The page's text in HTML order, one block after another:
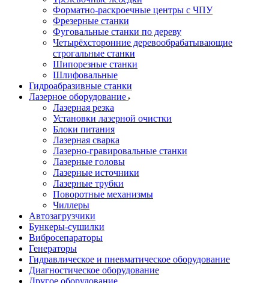
Форматно-раскроечные центры с ЧПУ
Фрезерные станки
Фуговальные станки по дереву
Четырёхсторонние деревообрабатывающие
строгальные станки
Шипорезные станки
Шлифовальные
Гидроабразивные станки
Лазерное оборудование
Лазерная резка
Установки лазерной очистки
Блоки питания
Лазерная сварка
Лазерно-гравировальные станки
Лазерные головы
Лазерные источники
Лазерные трубки
Поворотные механизмы
Чиллеры
Автозагрузчики
Бункеры-сушилки
Вибросепараторы
Генераторы
Гидравлическое и пневматическое оборудование
Диагностическое оборудование
Другое оборудование